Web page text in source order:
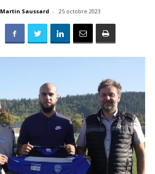
Martin Saussard - 25 octobre 2023